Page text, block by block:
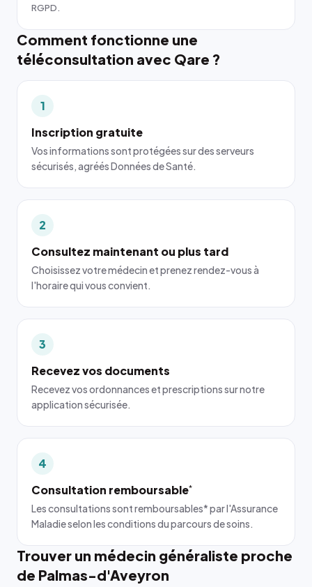
RGPD.
Comment fonctionne une
téléconsultation avec Qare ?
1
Inscription gratuite
Vos informations sont protégées sur des serveurs
sécurisés, agréés Données de Santé.
2
Consultez maintenant ou plus tard
Choisissez votre médecin et prenez rendez-vous à
l'horaire qui vous convient.
3
Recevez vos documents
Recevez vos ordonnances et prescriptions sur notre
application sécurisée.
4
Consultation remboursable*
Les consultations sont remboursables* par l'Assurance
Maladie selon les conditions du parcours de soins.
Trouver un médecin généraliste proche
de Palmas-d'Aveyron